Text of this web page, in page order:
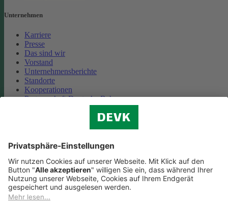
Unternehmen
Karriere
Presse
Das sind wir
Vorstand
Unternehmensberichte
Standorte
Kooperationen
Partnerschaft Deutsche Bahn
Cookie-Einstellungen
Datenschutz
Impressum